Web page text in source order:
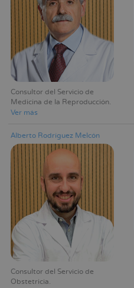
Consultor del Servicio de
Medicina de la Reproducción
Ver más
Alberto Rodríguez Melcón
Consultor del Servicio de
Obstetricia